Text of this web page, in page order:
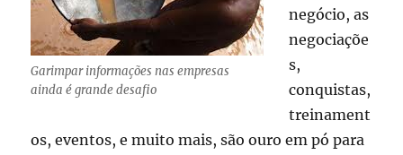
Garimpar informações nas empresas
ainda é grande desafio
negócio, as
negociaçõe
s,
conquistas,
treinament
os, eventos, e muito mais, são ouro em pó para